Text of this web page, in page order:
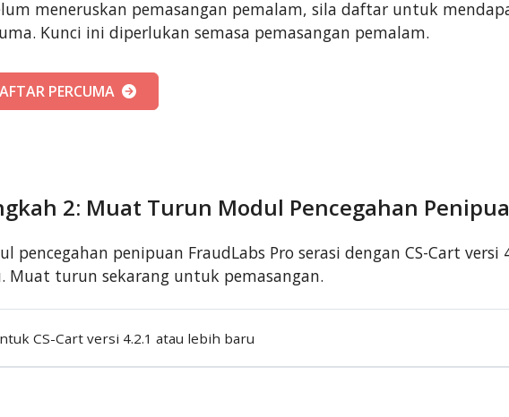
meneruskan pemasangan pemalam, sila daftar untuk
Kunci ini diperlukan semasa pemasangan pemalam.
PERCUMA
2: Muat Turun Modul Pencegahan
pencegahan penipuan FraudLabs Pro serasi dengan CS-Cart versi
Muat turun sekarang untuk pemasangan.
CS-Cart versi 4.2.1 atau lebih baru